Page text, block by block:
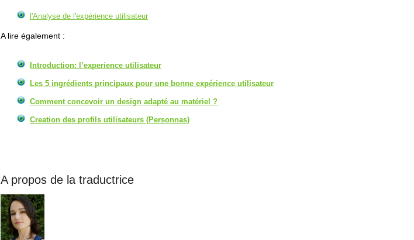
l'Analyse de l'expérience utilisateur
A lire également :
Introduction: l’experience utilisateur
Les 5 ingrédients principaux pour une bonne expérience utilisateur
Comment concevoir un design adapté au matériel ?
Creation des profils utilisateurs (Personnas)
A propos de la traductrice